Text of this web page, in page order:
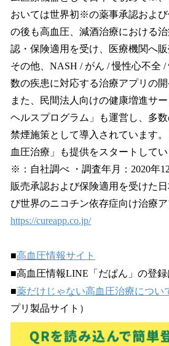
おいては世界初※の薬事承認およ
の後も高血圧、減酒治療における
認・保険適用を受け、医療機関へ販
その他、NASH / がん / 慢性心不全
数の疾患に対応する治療アプリの開
また、民間法人向けの健康増進サ
ヘルスプログラム」も運営し、多
禁煙施策として導入されています。
血圧治療」も提供をスタートしてい
※：自社調べ ・調査年月：2020年
販売承認および保険適用を受けた
び世界のニコチン依存症向け治療ア
https://cureapp.co.jp/
■高血圧情報サイト
■高血圧情報LINE「だぱん」の登録
■薬だけじゃない高血圧治療につい
プリ製品サイト）